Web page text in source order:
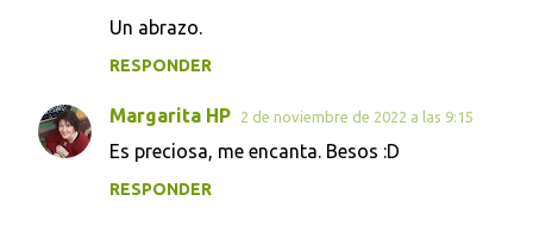
t
a
Un abrazo.
RESPONDER
Margarita HP 2 de noviembre de 2022 a las 9:15
Es preciosa, me encanta. Besos :D
RESPONDER